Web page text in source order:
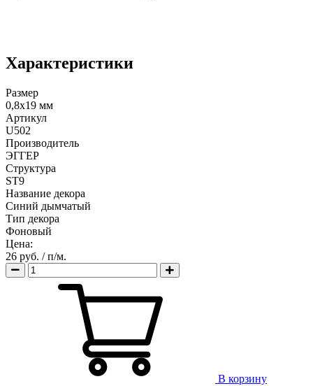
Характеристики
Размер
0,8х19 мм
Артикул
U502
Производитель
ЭГГЕР
Структура
ST9
Название декора
Синий дымчатый
Тип декора
Фоновый
Цена:
26 руб. / п/м.
В корзину